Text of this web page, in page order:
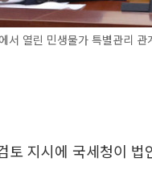
열린 민생물가 특별관리 관
지시에 국세청이 법